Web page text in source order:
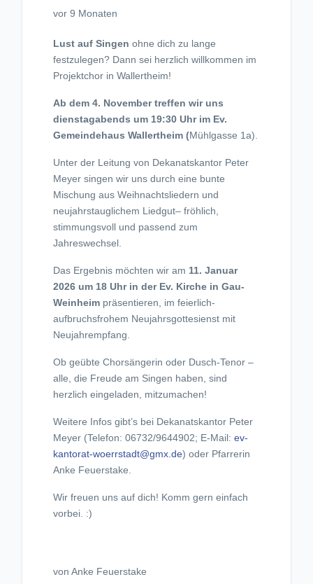
vor 9 Monaten
Lust auf Singen ohne dich zu lange
festzulegen? Dann sei herzlich willkommen im
Projektchor in Wallertheim!
Ab dem 4. November treffen wir uns
dienstagabends um 19:30 Uhr im Ev.
Gemeindehaus Wallertheim (Mühlgasse 1a).
Unter der Leitung von Dekanatskantor Peter
Meyer singen wir uns durch eine bunte
Mischung aus Weihnachtsliedern und
neujahrstauglichem Liedgut– fröhlich,
stimmungsvoll und passend zum
Jahreswechsel.
Das Ergebnis möchten wir am 11. Januar
2026 um 18 Uhr in der Ev. Kirche in Gau-
Weinheim präsentieren, im feierlich-
aufbruchsfrohem Neujahrsgottesienst mit
Neujahrempfang.
Ob geübte Chorsängerin oder Dusch-Tenor –
alle, die Freude am Singen haben, sind
herzlich eingeladen, mitzumachen!
Weitere Infos gibt’s bei Dekanatskantor Peter
Meyer (Telefon: 06732/9644902; E-Mail: ev-
kantorat-woerrstadt@gmx.de) oder Pfarrerin
Anke Feuerstake.
Wir freuen uns auf dich! Komm gern einfach
vorbei. :)
von Anke Feuerstake